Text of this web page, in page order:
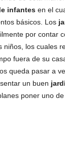
infantes en el
básicos. Los
por contar
niños, los cuales
fuera de su
queda pasar a
un buen
poner uno